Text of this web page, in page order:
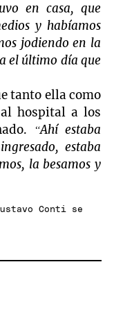
en casa, que
y habíamos
jodiendo en la
el último día que
tanto ella como
hospital a los
“Ahí estaba
estaba
la besamos y
Conti se